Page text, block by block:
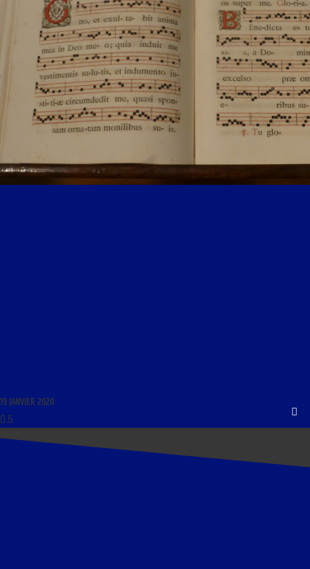
19 JANVIER 2020